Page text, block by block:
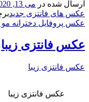
شده درمی 13, 2020 می 13,
های فانتزی جدید
پروفایل دخترانه مو
فانتزی زیبا
فانتزی زیبا
عکس فانتزی زیبا